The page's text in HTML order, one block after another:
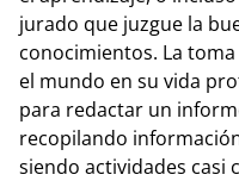
jurado que juzgue la
conocimientos. La
el mundo en su vida
para redactar un
recopilando
siendo actividades casi